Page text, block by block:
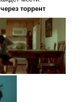
торрент